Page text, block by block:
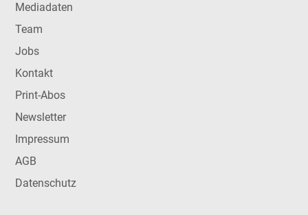
Mediadaten
Team
Jobs
Kontakt
Print-Abos
Newsletter
Impressum
AGB
Datenschutz